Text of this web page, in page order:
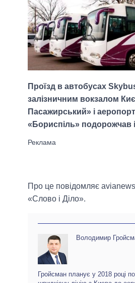
Проїзд в автобусах
залізничним вокзалом
Пасажирський» і
«Бориспіль» подорожчав
Про це повідомляє
«Слово і Діло».
Володимир
Гройсман планує у 2018 році